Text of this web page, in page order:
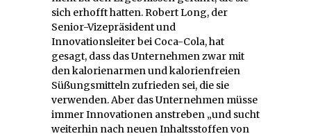
sich erhofft hatten. Robert Long, der
Senior-Vizepräsident und
Innovationsleiter bei Coca-Cola, hat
gesagt, dass das Unternehmen zwar mit
den kalorienarmen und kalorienfreien
Süßungsmitteln zufrieden sei, die sie
verwenden. Aber das Unternehmen müsse
immer Innovationen anstreben „und sucht
weiterhin nach neuen Inhaltsstoffen von